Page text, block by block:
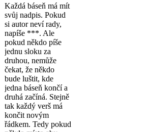
Každá báseň má mít
svůj nadpis. Pokud
si autor neví rady,
napíše ***. Ale
pokud někdo píše
jednu sloku za
druhou, nemůže
čekat, že někdo
bude luštit, kde
jedna báseň končí a
druhá začíná. Stejně
tak každý verš má
končit novým
řádkem. Tedy pokud